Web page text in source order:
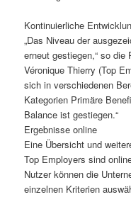
Kontinuierliche
„Das Niveau der
erneut gestiegen,“ so
Véronique Thierry (Top
sich in verschiedenen
Kategorien Primäre
Balance ist gestiegen.“
Ergebnisse online
Eine Übersicht und
Top Employers sind
Nutzer können die
einzelnen Kriterien